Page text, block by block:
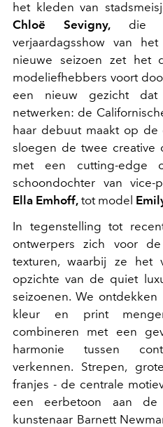
het kleden van
Chloë Sevigny,die
verjaardagsshow van
nieuwe seizoen zet het
modeliefhebbers voort
een nieuw gezicht
netwerken: de
haar debuut maakt op
sloegen de twee creative
met een cutting-edge
schoondochter van vice-
Ella Emhoff, tot model
In tegenstelling tot
ontwerpers zich voor
texturen, waarbij ze het
opzichte van de quiet
seizoenen. We
kleur en print
combineren met een
harmonie tussen
verkennen. Strepen,
franjes - de centrale
een eerbetoon aan de
kunstenaar Barnett